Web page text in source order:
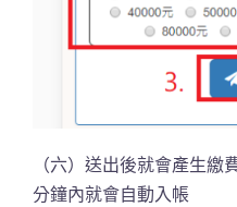
（六）送出後就會產生繳
分鐘內就會自動入帳